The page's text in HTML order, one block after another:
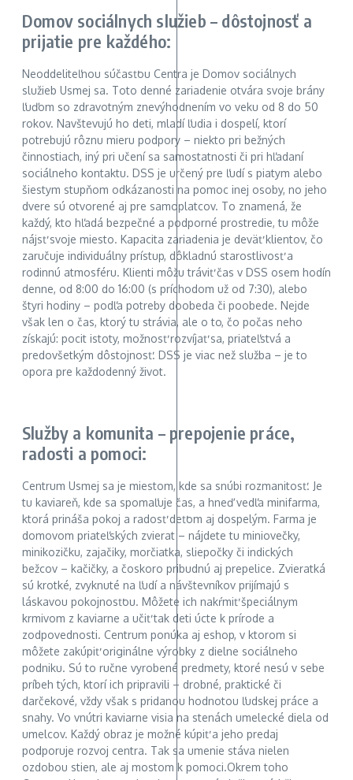
Domov sociálnych služieb – dôstojnosť a
prijatie pre každého:
Neoddeliteľnou súčasťou Centra je Domov sociálnych
služieb Usmej sa. Toto denné zariadenie otvára svoje brány
ľuďom so zdravotným znevýhodnením vo veku od 8 do 50
rokov. Navštevujú ho deti, mladí ľudia i dospelí, ktorí
potrebujú rôznu mieru podpory – niekto pri bežných
činnostiach, iný pri učení sa samostatnosti či pri hľadaní
sociálneho kontaktu. DSS je určený pre ľudí s piatym alebo
šiestym stupňom odkázanosti na pomoc inej osoby, no jeho
dvere sú otvorené aj pre samoplatcov. To znamená, že
každý, kto hľadá bezpečné a podporné prostredie, tu môže
nájsť svoje miesto. Kapacita zariadenia je deväť klientov, čo
zaručuje individuálny prístup, dôkladnú starostlivosť a
rodinnú atmosféru. Klienti môžu tráviť čas v DSS osem hodín
denne, od 8:00 do 16:00 (s príchodom už od 7:30), alebo
štyri hodiny – podľa potreby doobeda či poobede. Nejde
však len o čas, ktorý tu strávia, ale o to, čo počas neho
získajú: pocit istoty, možnosť rozvíjať sa, priateľstvá a
predovšetkým dôstojnosť. DSS je viac než služba – je to
opora pre každodenný život.
Služby a komunita – prepojenie práce,
radosti a pomoci:
Centrum Usmej sa je miestom, kde sa snúbi rozmanitosť. Je
tu kaviareň, kde sa spomaľuje čas, a hneď vedľa minifarma,
ktorá prináša pokoj a radosť deťom aj dospelým. Farma je
domovom priateľských zvierat – nájdete tu miniovečky,
minikozičku, zajačiky, morčiatka, sliepočky či indických
bežcov – kačičky, a čoskoro pribudnú aj prepelice. Zvieratká
sú krotké, zvyknuté na ľudí a návštevníkov prijímajú s
láskavou pokojnosťou. Môžete ich nakŕmiť špeciálnym
krmivom z kaviarne a učiť tak deti úcte k prírode a
zodpovednosti. Centrum ponúka aj eshop, v ktorom si
môžete zakúpiť originálne výrobky z dielne sociálneho
podniku. Sú to ručne vyrobené predmety, ktoré nesú v sebe
príbeh tých, ktorí ich pripravili – drobné, praktické či
darčekové, vždy však s pridanou hodnotou ľudskej práce a
snahy. Vo vnútri kaviarne visia na stenách umelecké diela od
umelcov. Každý obraz je možné kúpiť a jeho predaj
podporuje rozvoj centra. Tak sa umenie stáva nielen
ozdobou stien, ale aj mostom k pomoci.Okrem toho